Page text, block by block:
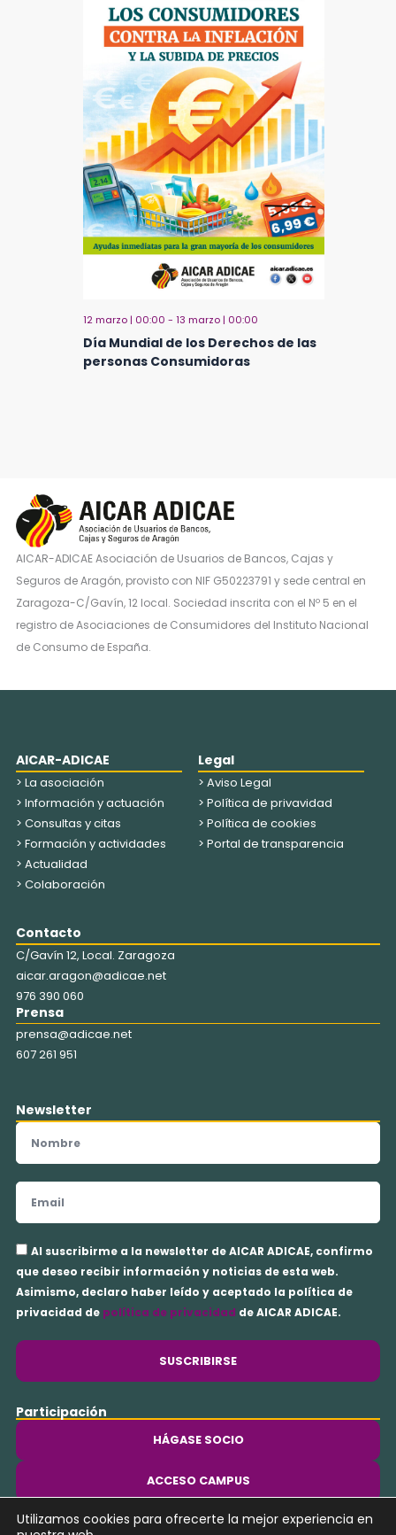
12 marzo | 00:00 - 13 marzo | 00:00
Día Mundial de los Derechos de las
personas Consumidoras
AICAR-ADICAE Asociación de Usuarios de Bancos, Cajas y
Seguros de Aragón, provisto con NIF G50223791 y sede central en
Zaragoza-C/Gavín, 12 local. Sociedad inscrita con el Nº 5 en el
registro de Asociaciones de Consumidores del Instituto Nacional
de Consumo de España.
AICAR-ADICAE
> La asociación
> Información y actuación
> Consultas y citas
> Formación y actividades
> Actualidad
> Colaboración
Legal
> Aviso Legal
> Política de privavidad
> Política de cookies
> Portal de transparencia
Contacto
C/Gavín 12, Local. Zaragoza
aicar.aragon@adicae.net
976 390 060
Prensa
prensa@adicae.net
607 261 951
Newsletter
Nombre
Email
Aceptación
privacidad
Al suscribirme a la newsletter de AICAR ADICAE, confirmo
que deseo recibir información y noticias de esta web.
Asimismo, declaro haber leído y aceptado la política de
privacidad de política de privacidad de AICAR ADICAE.
SUSCRIBIRSE
Participación
HÁGASE SOCIO
ACCESO CAMPUS
Utilizamos cookies para ofrecerte la mejor experiencia en